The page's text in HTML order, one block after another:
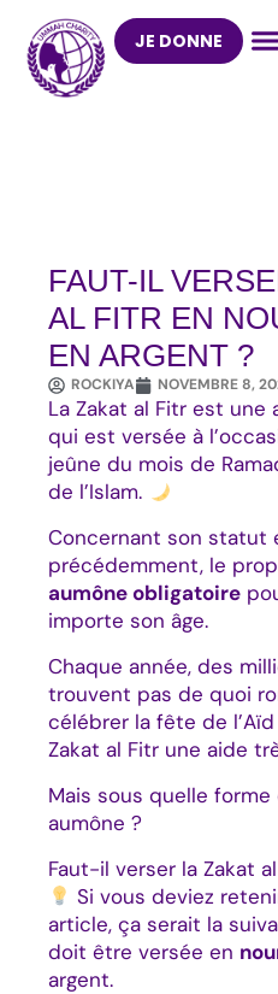
contenu JE DONNE
FAUT-IL
AL FITR EN
EN ARGENT ?
ROCKIYA NOVEMBRE 8,
La Zakat al Fitr est une
qui est versée à
jeûne du mois de
de l’Islam.
Concernant son statut
aumône obligatoire
importe son âge.
Chaque année, des
trouvent pas de quoi
célébrer la fête de
Zakat al Fitr une aide
Mais sous quelle
aumône ?
Faut-il verser la Zakat
Si vous deviez
article, ça serait la
doit être versée en
argent.